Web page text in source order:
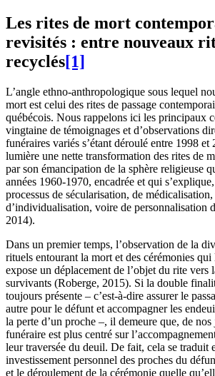
Les rites de mort
revisités : entre nouveaux
recyclés[1]
L’angle ethno-anthropologique sous lequel
mort est celui des rites de passage
québécois. Nous rappelons ici les principaux
vingtaine de témoignages et d’observations
funéraires variés s’étant déroulé entre 1998 et
lumière une nette transformation des rites de
par son émancipation de la sphère religieuse
années 1960-1970, encadrée et qui
processus de sécularisation, de
d’individualisation, voire de personnalisation
2014).
Dans un premier temps, l’observation de la
rituels entourant la mort et des cérémonies qui
expose un déplacement de l’objet du rite vers
survivants (Roberge, 2015). Si la double
toujours présente – c’est-à-dire assurer le
autre pour le défunt et accompagner les
la perte d’un proche –, il demeure que, de
funéraire est plus centré sur
leur traversée du deuil. De fait, cela se traduit
investissement personnel des proches du
et le déroulement de la cérémonie quelle